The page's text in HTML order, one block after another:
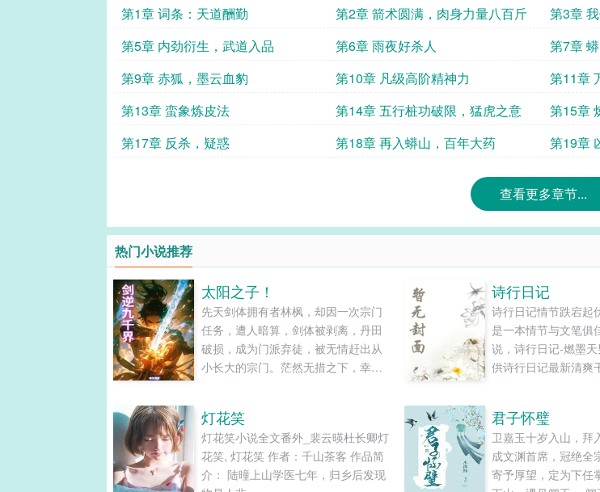
第1章 词条：天道酬勤 第2章 箭术圆满，肉身力量八百斤 第3章
第5章 内劲衍生，武道入品
第6章 雨夜好杀人 第7章
第9章 赤狐，墨云血豹
第10章 凡级高阶精神力 第11章
第13章 蛮象炼皮法
第14章 五行桩功破限，猛虎之意 第15章
第17章 反杀，疑惑
第18章 再入蟒山，百年大药 第19章
查看更多章节...
热门小说推荐
太阳之子！
先天剑体拥有者林枫，却因一次宗门
任务，遭人暗算，剑体被剥离，丹田
破损，成为门派弃徒，被无情赶出从
小长大的宗门。茫然无措之下，幸得
体。在人魔妖鬼仙神的诸天万界中，
杀出一天血路，剑逆九千界，林枫的
逆天之路，从天衍大陆开始…......
诗行日记
诗行日记情节跌宕起
是一本情节与文笔俱
说，诗行日记-燃墨
供诗行日记最新清爽
灯花笑
灯花笑小说全文番外_裴云暎杜长卿灯
花笑, 灯花笑 作者：千山茶客 作品简
介： 陆曈上山学医七年，归乡后发现
君子怀璧
卫嘉玉十岁入山，拜
成文渊首席，冠绝全
寄予厚望，定为下任